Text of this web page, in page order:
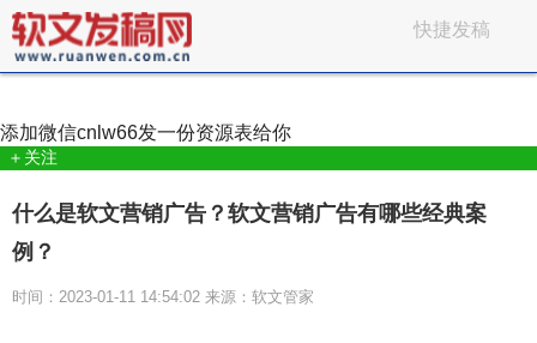
快捷发稿
添加微信cnlw66发一份资源表给你
＋关注
什么是软文营销广告？软文营销广告有哪些经典案
例？
时间：2023-01-11 14:54:02 来源：软文管家